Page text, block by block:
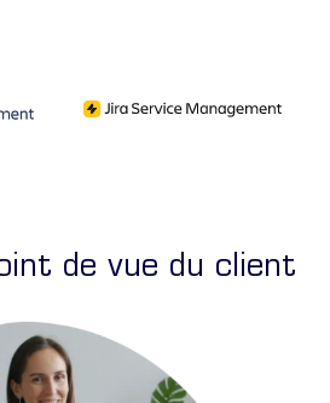
de vue du client